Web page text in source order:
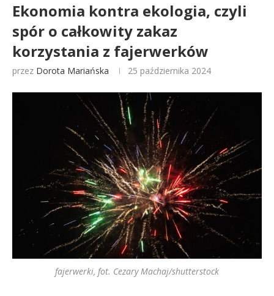
Ekonomia kontra ekologia, czyli
spór o całkowity zakaz
korzystania z fajerwerków
przez Dorota Mariańska 25 października 2024
fajerwerki, fot. Cezary Machaj/shutterstock